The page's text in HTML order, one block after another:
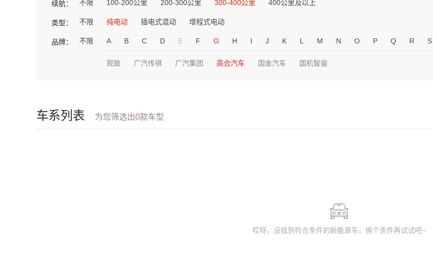
续航： 不限 100-200公里 200-300公里 300-400公里 400公里及以上
类型： 不限 纯电动 插电式混动 增程式电动
品牌： 不限 A B C D E F G H I J K L M N O P Q R S
观致 广汽传祺 广汽集团 高合汽车 国金汽车 国机智骏
车系列表 为您筛选出0款车型
哎呀，没找到符合条件的新能源车，换个条件再试试吧~